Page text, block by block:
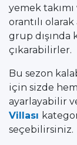
yemek takımı
orantılı
grup dışında
çıkarabilirler.
Bu sezon
için sizde
ayarlayabilir
Villası
seçebilirsiniz.